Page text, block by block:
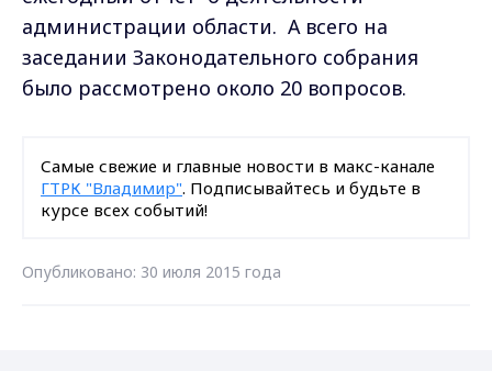
администрации области. А всего на
заседании Законодательного собрания
было рассмотрено около 20 вопросов.
Самые свежие и главные новости в макс-канале
ГТРК "Владимир". Подписывайтесь и будьте в
курсе всех событий!
Опубликовано: 30 июля 2015 года